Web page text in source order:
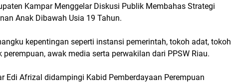
Kampar Menggelar Diskusi Publik Membahas Strategi
Anak Dibawah Usia 19 Tahun.
kepentingan seperti instansi pemerintah, tokoh adat, tokoh
awak media serta perwakilan dari PPSW Riau.
Edi Afrizal didampingi Kabid Pemberdayaan Perempuan